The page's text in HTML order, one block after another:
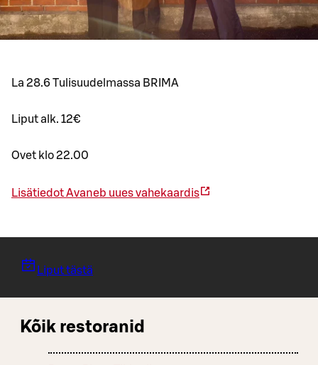
La 28.6 Tulisuudelmassa BRIMA
Liput alk. 12€
Ovet klo 22.00
LisätiedotAvaneb uues vahekaardis
Liput tästä
Kõik restoranid